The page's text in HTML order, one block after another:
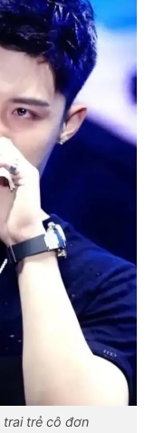
trẻ cô đơn